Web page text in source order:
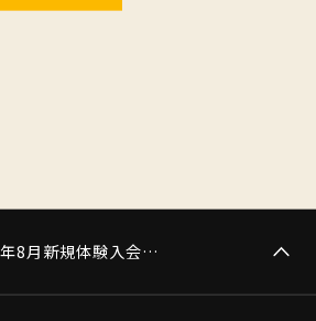
🌻2026年8月新規体験入会キャンペーン🍉